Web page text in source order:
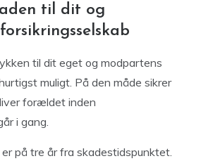
til dit og
til dit eget og modpartens
muligt. På den måde sikrer
forældet inden
i gang.
på tre år fra skadestidspunktet.